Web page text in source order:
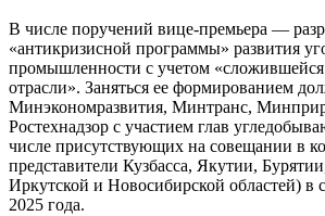
В числе поручений вице-премьера —
«антикризисной программы» развития
промышленности с учетом
отрасли». Заняться ее формированием
Минэкономразвития, Минтранс,
Ростехнадзор с участием глав
числе присутствующих на совещании в
представители Кузбасса, Якутии,
Иркутской и Новосибирской областей) в
2025 года.